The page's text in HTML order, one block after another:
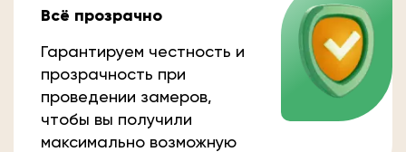
Всё прозрачно
Гарантируем честность и
прозрачность при
проведении замеров,
чтобы вы получили
максимально возможную